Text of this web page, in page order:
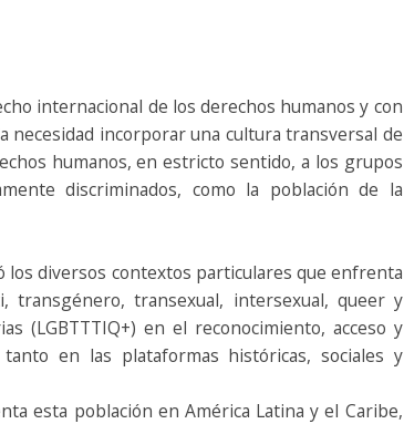
internacional de los derechos humanos y con
necesidad incorporar una cultura transversal de
humanos, en estricto sentido, a los grupos
discriminados, como la población de la
diversos contextos particulares que enfrenta
transgénero, transexual, intersexual, queer y
(LGBTTTIQ+) en el reconocimiento, acceso y
en las plataformas históricas, sociales y
esta población en América Latina y el Caribe,